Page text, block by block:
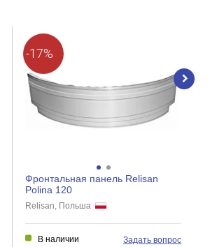
-17%
Фронтальная панель Relisan
Polina 120
Relisan, Польша
В наличии Задать вопрос